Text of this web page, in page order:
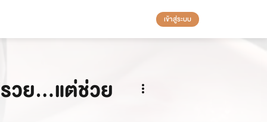
เข้าสู่ระบบ
วย…แต่ช่วย